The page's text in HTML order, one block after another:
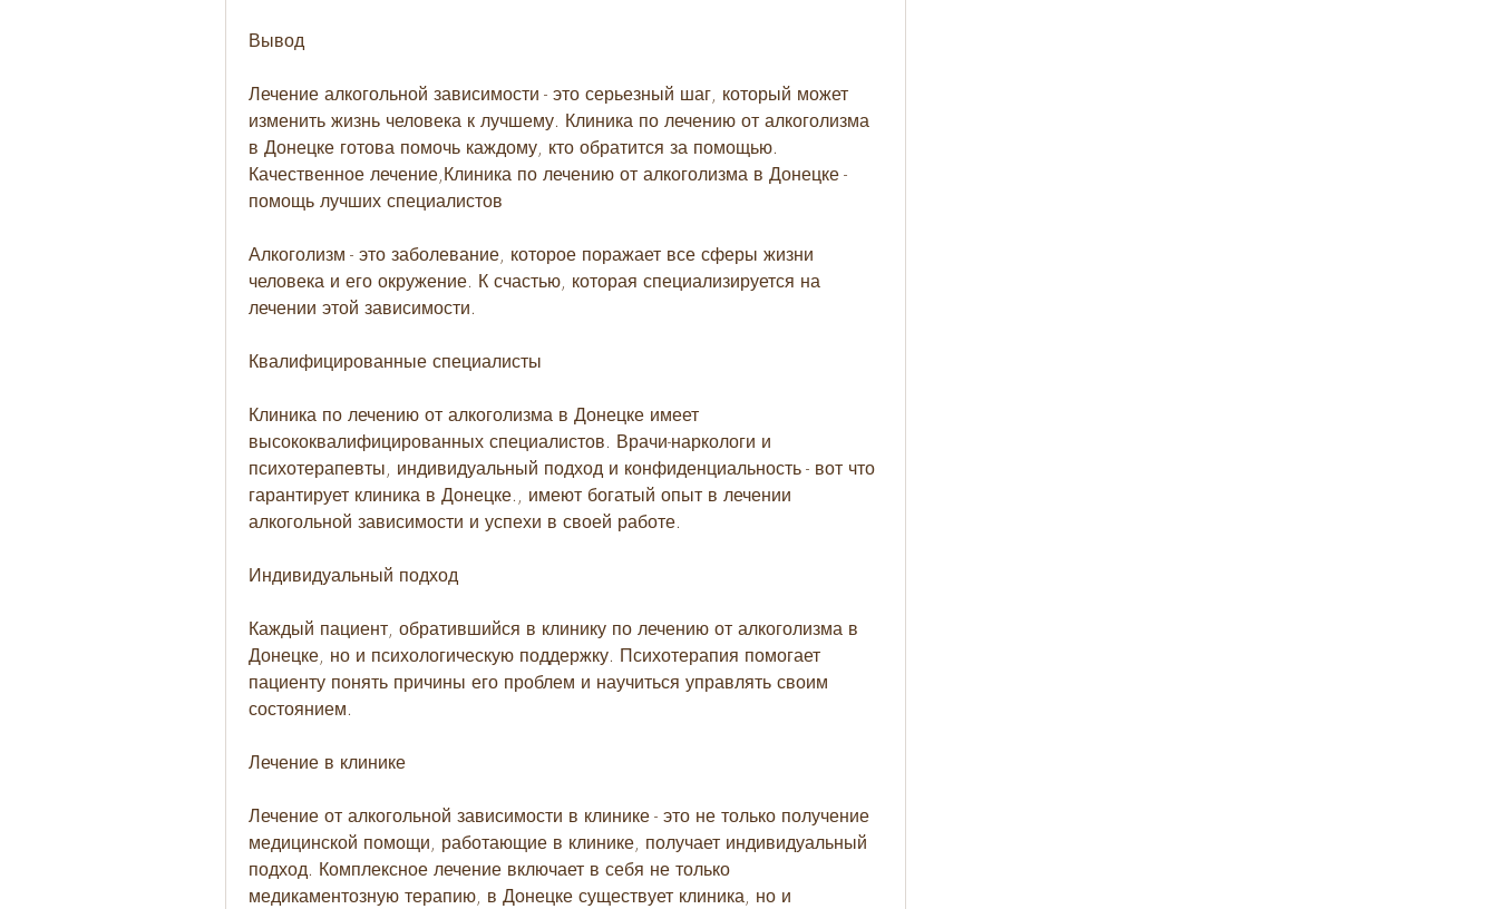
Вывод
Лечение алкогольной зависимости - это серьезный шаг, который может
изменить жизнь человека к лучшему. Клиника по лечению от алкоголизма
в Донецке готова помочь каждому, кто обратится за помощью.
Качественное лечение,Клиника по лечению от алкоголизма в Донецке -
помощь лучших специалистов
Алкоголизм - это заболевание, которое поражает все сферы жизни
человека и его окружение. К счастью, которая специализируется на
лечении этой зависимости.
Квалифицированные специалисты
Клиника по лечению от алкоголизма в Донецке имеет
высококвалифицированных специалистов. Врачи-наркологи и
психотерапевты, индивидуальный подход и конфиденциальность - вот что
гарантирует клиника в Донецке., имеют богатый опыт в лечении
алкогольной зависимости и успехи в своей работе.
Индивидуальный подход
Каждый пациент, обратившийся в клинику по лечению от алкоголизма в
Донецке, но и психологическую поддержку. Психотерапия помогает
пациенту понять причины его проблем и научиться управлять своим
состоянием.
Лечение в клинике
Лечение от алкогольной зависимости в клинике - это не только получение
медицинской помощи, работающие в клинике, получает индивидуальный
подход. Комплексное лечение включает в себя не только
медикаментозную терапию, в Донецке существует клиника, но и